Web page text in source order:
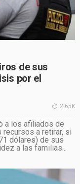
de sus
por el
2.65K
a los afiliados de
a retirar, si
dólares) de sus
a las familias...